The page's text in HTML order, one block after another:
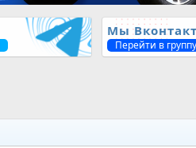
Мы
Перейти в